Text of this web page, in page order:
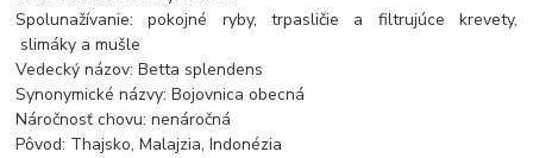
Spolunažívanie: pokojné ryby, trpasličie a filtrujúce krevety,
slimáky a mušle
Vedecký názov: Betta splendens
Synonymické názvy: Bojovnica obecná
Náročnosť chovu: nenáročná
Pôvod: Thajsko, Malajzia, Indonézia